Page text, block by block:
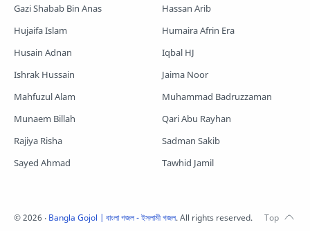
Gazi Shabab Bin Anas
Hassan Arib
Hujaifa Islam
Humaira Afrin Era
Husain Adnan
Iqbal HJ
Ishrak Hussain
Jaima Noor
Mahfuzul Alam
Muhammad Badruzzaman
Munaem Billah
Qari Abu Rayhan
Rajiya Risha
Sadman Sakib
Sayed Ahmad
Tawhid Jamil
©2026 ‧ Bangla Gojol | বাংলা গজল - ইসলামী গজল. All rights reserved.